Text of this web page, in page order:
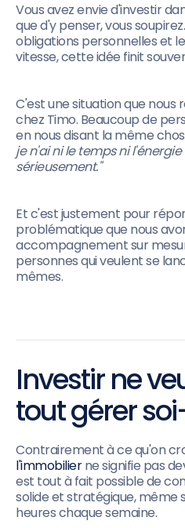
Vous avez envie d'investir
que d'y penser, vous
obligations personnelles et
vitesse, cette idée finit
C'est une situation que
chez Timo. Beaucoup de
en nous disant la même
je n'ai ni le temps ni
sérieusement."
Et c'est justement pour
problématique que nous
accompagnement sur
personnes qui veulent se
mêmes.
Investir ne
tout gérer
Contrairement à ce qu'on
l'immobilierne signifie pas
est tout à fait possible de
solide et stratégique, même
heures chaque semaine.